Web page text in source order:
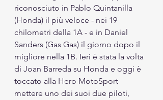
riconosciuto in Pablo Quintanilla
(Honda) il più veloce - nei 19
chilometri della 1A - e in Daniel
Sanders (Gas Gas) il giorno dopo il
migliore nella 1B. Ieri è stata la volta
di Joan Barreda su Honda e oggi è
toccato alla Hero MotoSport
mettere uno dei suoi due piloti,